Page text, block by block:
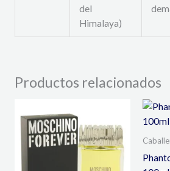
del
Himalaya)
Productos relacionados